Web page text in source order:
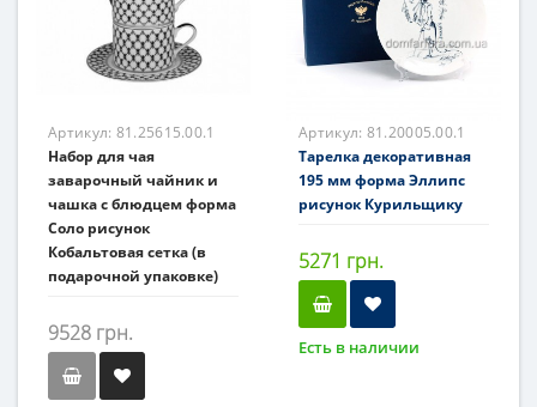
Артикул: 81.25615.00.1
Набор для чая
заварочный чайник и
чашка с блюдцем форма
Соло рисунок
Кобальтовая сетка (в
подарочной упаковке)
9528 грн.
Артикул: 81.20005.00.1
Тарелка декоративная
195 мм форма Эллипс
рисунок Курильщику
5271 грн.
Есть в наличии